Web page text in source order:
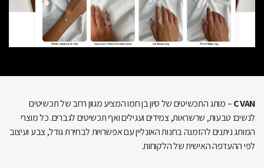
C VAN– מותג התכשיטים של סיון בן חמו המציע מגוון רחב של תכשיטים
לנשים: טבעות, שרשראות, צמידים ועגילים ואף תכשיטים לגברים. כל מוצרי
המותג ניתנים להזמנה בחנות האונליין עם אפשרויות לבחירת גודל, צבע ועיצוב
לפי ההעדפה האישית של הלקוחות.